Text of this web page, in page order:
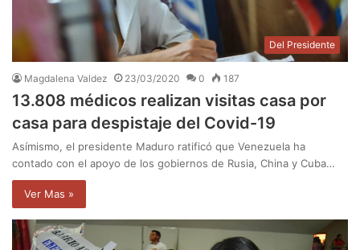
Del Presidente
Magdalena Valdez 23/03/2020 0 187
13.808 médicos realizan visitas casa por
casa para despistaje del Covid-19
Asímismo, el presidente Maduro ratificó que Venezuela ha
contado con el apoyo de los gobiernos de Rusia, China y Cuba…
Ver Mas »